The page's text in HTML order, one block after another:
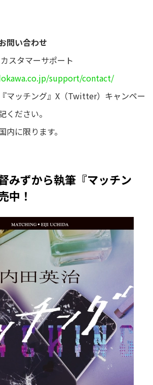
問い合わせ
スタマーサポート
support/contact/
マッチング』X（Twitter）キャンペー
ください。
に限ります。
みずから執筆『マッチン
中！